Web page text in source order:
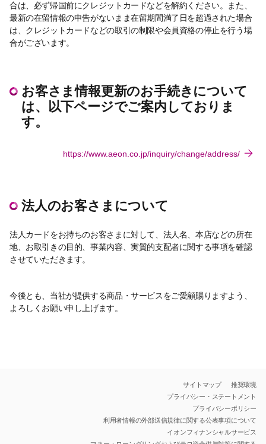
合は、必ず帰国前にクレジットカードなどを解約ください。また、
最新の在留情報の申告がないまま在留期間満了日を超過された場合
は、クレジットカードなどの取引の制限や会員資格の停止を行う場
合がございます。
お客さま情報更新のお手続きについて
は、以下ページでご案内しておりま
す。
https://www.aeon.co.jp/inquiry/change/address/
法人のお客さまについて
法人カードをお持ちのお客さまに対して、法人名、本店などの所在
地、お取引きの目的、事業内容、実質的支配者に関する事項を確認
させていただきます。
今後とも、当社が提供する商品・サービスをご愛顧賜りますよう、
よろしくお願い申し上げます。
サイトマップ
推奨環境
プライバシー・ステートメント
プライバシーポリシー
利用者情報の外部送信規律に関する公表事項について
イオンフィナンシャルサービス